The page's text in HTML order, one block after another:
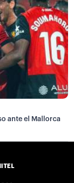
ante el Mallorca